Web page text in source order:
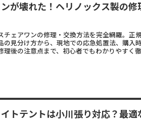
が壊れた！ヘリノックス製の修
チェアワンの修理・交換方法を完全網羅。正
の見分け方から、現地での応急処置法、購入
理後の注意点まで、初心者でもわかりやすく
トテントは小川張り対応？最